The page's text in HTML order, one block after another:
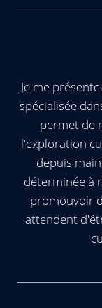
Je me
spécialisée
permet de
l'exploration
depuis
déterminée à
promouvoir
attendent